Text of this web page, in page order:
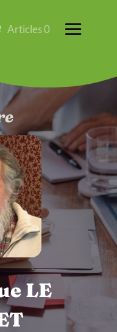
Articles 0
LE